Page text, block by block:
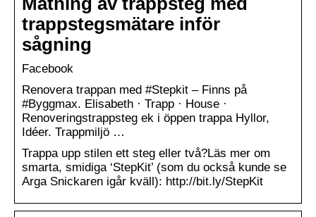
trappstegsmätare inför
sågning
Facebook
Renovera trappan med #Stepkit – Finns på
#Byggmax. Elisabeth · Trapp · House ·
Renoveringstrappsteg ek i öppen trappa Hyllor,
Idéer. Trappmiljö …
Trappa upp stilen ett steg eller två?Läs mer om
smarta, smidiga ‘StepKit’ (som du också kunde se
Arga Snickaren igår kväll): http://bit.ly/StepKit